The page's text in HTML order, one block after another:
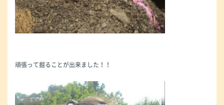
頑張って掘ることが出来ました！！